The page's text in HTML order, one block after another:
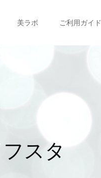
美ラボ ご利用ガイド
タ イ ルに